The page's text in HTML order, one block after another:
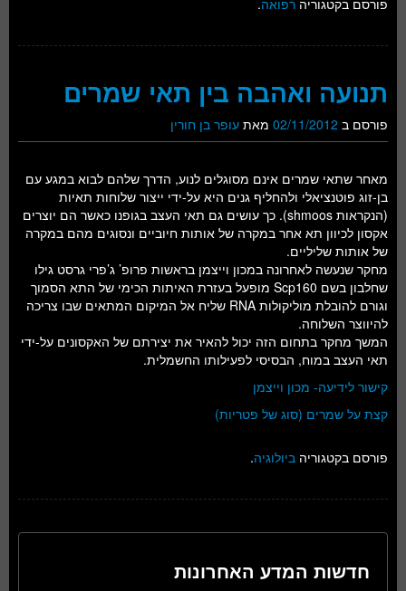
פורסם בקטגוריה רפואה.
תנועה ואהבה בין תאי שמרים
פורסם ב 02/11/2012 מאת עופר בן חורין
מאחר שתאי שמרים אינם מסוגלים לנוע, הדרך שלהם לבוא במגע עם
בן-זוג פוטנציאלי ולהחליף גנים היא על-ידי ייצור שלוחות תאיות
(הנקראות shmoos). כך עושים גם תאי העצב בגופנו כאשר הם יוצרים
אקסון לכיוון תא אחר במקרה של אותות חיוביים ונסוגים מהם במקרה
של אותות שליליים.
מחקר שנעשה לאחרונה במכון וייצמן בראשות פרופ’ ג’פרי גרסט גילו
שחלבון בשם Scp160 מופעל בעזרת האיתות הכימי של התא הסמוך
וגורם להובלת מוליקולות RNA שליח אל המיקום המתאים שבו צריכה
להיווצר השלוחה.
המשך מחקר בתחום הזה יכול להאיר את יצירתם של האקסונים על-ידי
תאי העצב במוח, הבסיסי לפעילותו החשמלית.
קישור לידיעה- מכון וייצמן
קצת על שמרים (סוג של פטריות)
פורסם בקטגוריה ביולוגיה.
חדשות המדע האחרונות